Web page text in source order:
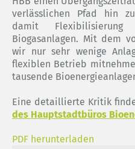
verlässlichen Pfad hin
damit
Biogasanlagen. Mit dem
wir nur sehr wenige
flexiblen Betrieb
tausende
Eine detaillierte Kritik
des Hauptstadtbüros
PDF herunterladen